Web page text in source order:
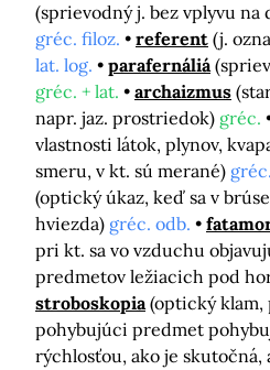
(sprievodný j. bez vplyvu na
gréc. filoz.
referent (j.
lat. log.
parafernáliá
gréc. + lat.
archaizmus
napr. jaz. prostriedok) gréc.
vlastnosti látok, plynov,
smeru, v kt. sú merané)
(optický úkaz, keď sa v
hviezda) gréc. odb.
pri kt. sa vo vzduchu
predmetov ležiacich pod
stroboskopia (optický klam,
pohybujúci predmet
rýchlosťou, ako je skutočná,